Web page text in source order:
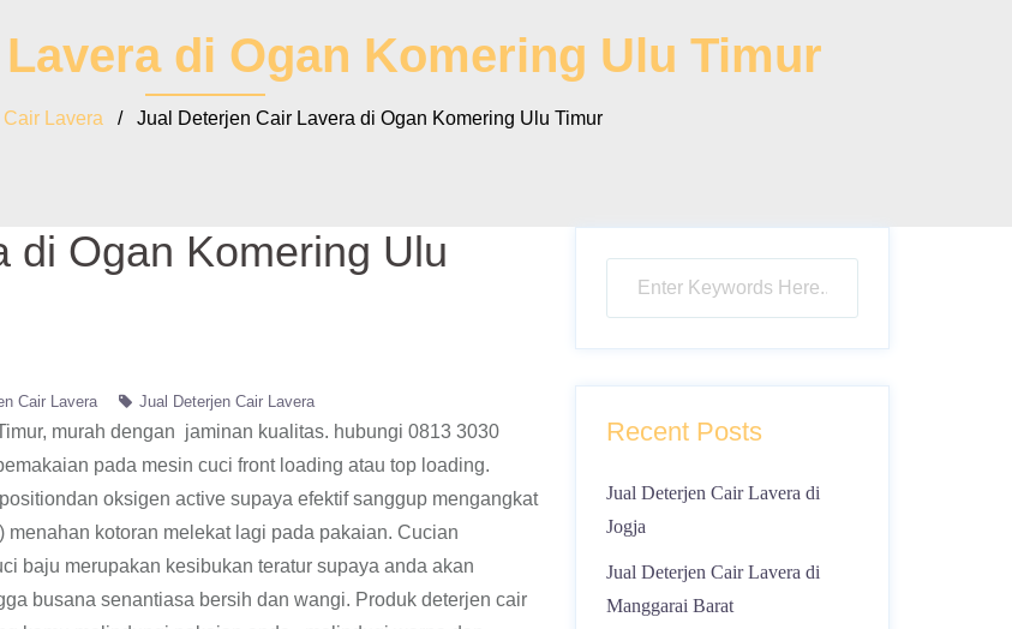
di Ogan Komering Ulu Timur
Lavera / Jual Deterjen Cair Lavera di Ogan Komering Ulu Timur
di Ogan Komering Ulu
Cair Lavera Jual Deterjen Cair Lavera
murah dengan jaminan kualitas. hubungi 0813 3030
pada mesin cuci front loading atau top loading.
oksigen active supaya efektif sanggup mengangkat
kotoran melekat lagi pada pakaian. Cucian
baju merupakan kesibukan teratur supaya anda akan
busana senantiasa bersih dan wangi. Produk deterjen cair
Recent Posts
Jual Deterjen Cair Lavera di
Jogja
Jual Deterjen Cair Lavera di
Manggarai Barat